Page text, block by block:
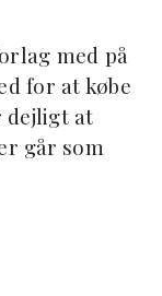
med på
for at købe
dejligt at
går som